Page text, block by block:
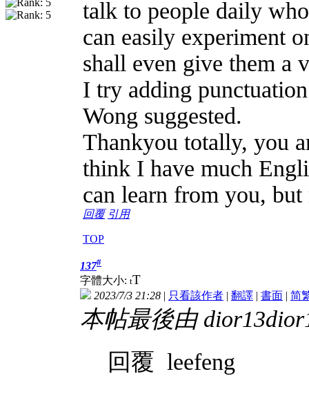
talk to people daily
can easily experiment
shall even give them a
I try adding
Wong suggested.
Thankyou totally, you
think I have much
can learn from you, but
回覆 引用
TOP
137#
字體大小: tT
2023/7/3 21:28 | 只看該作者 | 翻譯 | 書面 | 简
本帖最後由
回覆 leefeng